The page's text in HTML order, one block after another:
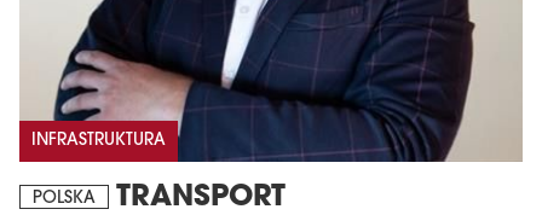
INFRASTRUKTURA
POLSKA
TRANSPORT